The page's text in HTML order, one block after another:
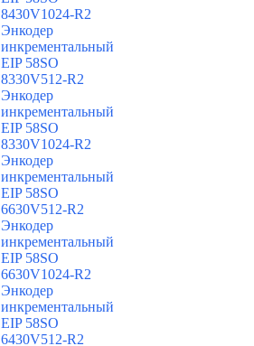
8430V1024-R2
Энкодер
инкрементальный
EIP 58SO
8330V512-R2
Энкодер
инкрементальный
EIP 58SO
8330V1024-R2
Энкодер
инкрементальный
EIP 58SO
6630V512-R2
Энкодер
инкрементальный
EIP 58SO
6630V1024-R2
Энкодер
инкрементальный
EIP 58SO
6430V512-R2